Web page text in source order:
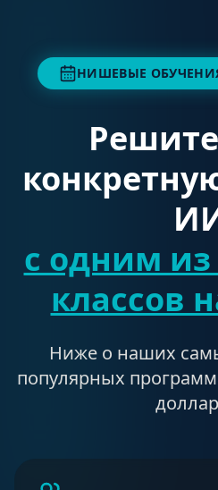
НИШЕВЫЕ
с одним из
классов
Ниже о наших
популярных